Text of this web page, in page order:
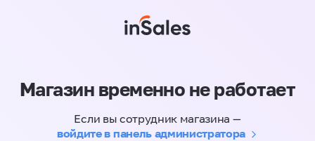
Магазин временно не работает
Если вы сотрудник магазина —
войдите в панель администратора